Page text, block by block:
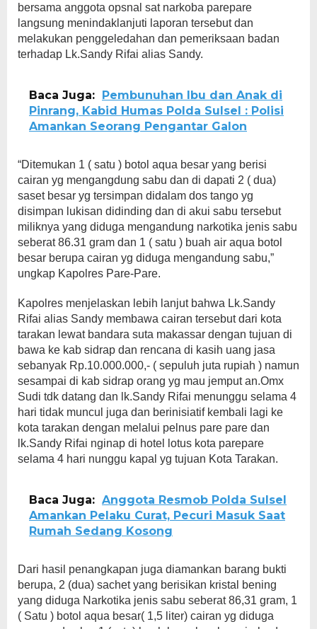
bersama anggota opsnal sat narkoba parepare
langsung menindaklanjuti laporan tersebut dan
melakukan penggeledahan dan pemeriksaan badan
terhadap Lk.Sandy Rifai alias Sandy.
Baca Juga:
Pembunuhan Ibu dan Anak di
Pinrang, Kabid Humas Polda Sulsel : Polisi
Amankan Seorang Pengantar Galon
“Ditemukan 1 ( satu ) botol aqua besar yang berisi
cairan yg mengangdung sabu dan di dapati 2 ( dua)
saset besar yg tersimpan didalam dos tango yg
disimpan lukisan didinding dan di akui sabu tersebut
miliknya yang diduga mengandung narkotika jenis sabu
seberat 86.31 gram dan 1 ( satu ) buah air aqua botol
besar berupa cairan yg diduga mengandung sabu,”
ungkap Kapolres Pare-Pare.
Kapolres menjelaskan lebih lanjut bahwa Lk.Sandy
Rifai alias Sandy membawa cairan tersebut dari kota
tarakan lewat bandara suta makassar dengan tujuan di
bawa ke kab sidrap dan rencana di kasih uang jasa
sebanyak Rp.10.000.000,- ( sepuluh juta rupiah ) namun
sesampai di kab sidrap orang yg mau jemput an.Omx
Sudi tdk datang dan lk.Sandy Rifai menunggu selama 4
hari tidak muncul juga dan berinisiatif kembali lagi ke
kota tarakan dengan melalui pelnus pare pare dan
lk.Sandy Rifai nginap di hotel lotus kota parepare
selama 4 hari nunggu kapal yg tujuan Kota Tarakan.
Baca Juga: Anggota Resmob Polda Sulsel
Amankan Pelaku Curat, Pecuri Masuk Saat
Rumah Sedang Kosong
Dari hasil penangkapan juga diamankan barang bukti
berupa, 2 (dua) sachet yang berisikan kristal bening
yang diduga Narkotika jenis sabu seberat 86,31 gram, 1
( Satu ) botol aqua besar( 1,5 liter) cairan yg diduga